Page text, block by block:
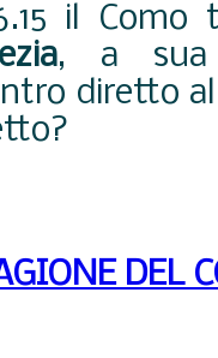
il
, a sua
diretto
DEL